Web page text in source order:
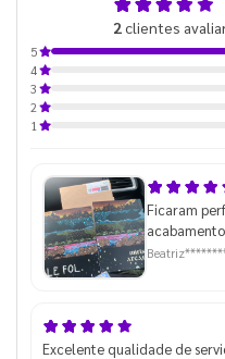
2clientes
5
4
3
2
1
Ficaram
Excelente qualidade de